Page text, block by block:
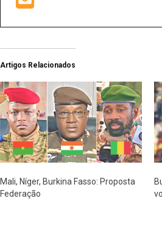
Artigos Relacionados
Mali, Níger, Burkina Fasso: Proposta
Federação